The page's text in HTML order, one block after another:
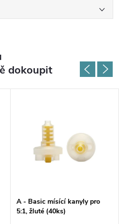
dokoupit
A - Basic mísící kanyly pro
5:1, žluté (40ks)